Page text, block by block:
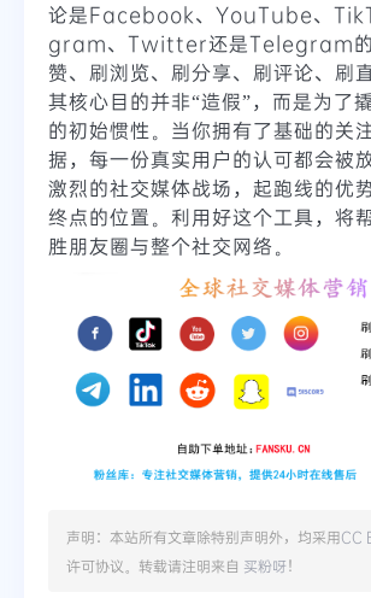
论是Facebook、YouTube、
gram、Twitter还是Telegram的
赞、刷浏览、刷分享、刷评论、
其核心目的并非“造假”，而是为了
的初始惯性。当你拥有了基础的关
据，每一份真实用户的认可都会被
激烈的社交媒体战场，起跑线的优
终点的位置。利用好这个工具，将
胜朋友圈与整个社交网络。
声明：本站所有文章除特别声明外，均采用CC
许可协议。转载请注明来自 买粉呀！